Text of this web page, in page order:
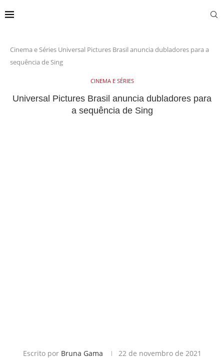
Cinema e Séries Universal Pictures Brasil anuncia dubladores para a
sequência de Sing
CINEMA E SÉRIES
Universal Pictures Brasil anuncia dubladores para
a sequência de Sing
Escrito por Bruna Gama 22 de novembro de 2021